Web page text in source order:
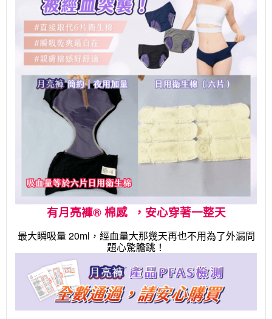
有月亮褲® 棉感 ，安心穿著一整天
最大瞬吸量 20ml，經血量大那幾天再也不用為了外漏問
題心驚膽跳！